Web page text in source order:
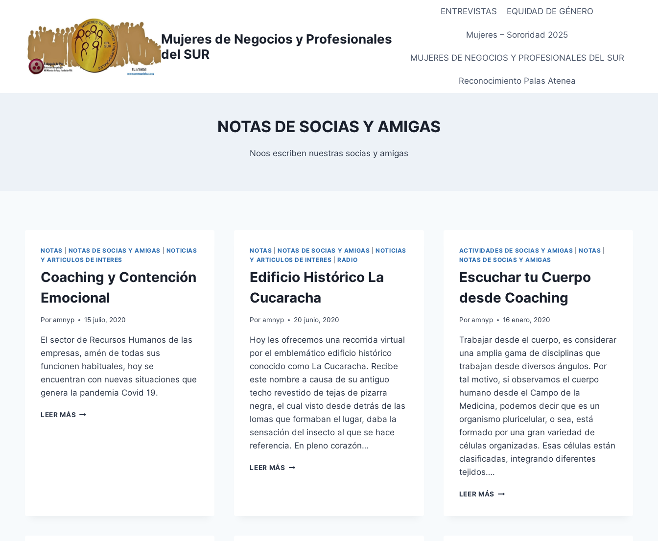
contenido
Mujeres de Negocios y Profesionales
del SUR
ENTREVISTAS EQUIDAD DE GÉNERO
Mujeres – Sororidad 2025
MUJERES DE NEGOCIOS Y PROFESIONALES DEL SUR
Reconocimiento Palas Atenea
NOTAS DE SOCIAS Y AMIGAS
Noos escriben nuestras socias y amigas
NOTAS NOTAS DE SOCIAS Y AMIGAS
NOTICIAS
Y ARTICULOS DE INTERES
Coaching y Contención
Emocional
Poramnyp 15 julio, 2020
El sector de Recursos Humanos de las
empresas, amén de todas sus
funcionen habituales, hoy se
encuentran con nuevas situaciones que
genera la pandemia Covid 19.
LEER MÁS COACHING
NOTAS |NOTAS DE SOCIAS Y AMIGAS |NOTICIAS
Y ARTICULOS DE INTERES |RADIO
Edificio Histórico La
Cucaracha
Por amnyp 20 junio, 2020
Hoy les ofrecemos una recorrida virtual
por el emblemático edificio histórico
conocido como La Cucaracha. Recibe
este nombre a causa de su antiguo
techo revestido de tejas de pizarra
negra, el cual visto desde detrás de las
lomas que formaban el lugar, daba la
sensación del insecto al que se hace
referencia. En pleno corazón…
LEER MÁS EDIFICIO
ACTIVIDADES DE SOCIAS Y AMIGAS |NOTAS
NOTAS DE SOCIAS Y AMIGAS
Escuchar tu Cuerpo
desde Coaching
Por amnyp 16 enero, 2020
Trabajar desde el cuerpo, es considerar
una amplia gama de disciplinas que
trabajan desde diversos ángulos. Por
tal motivo, si observamos el cuerpo
humano desde el Campo de la
Medicina, podemos decir que es un
organismo pluricelular, o sea, está
formado por una gran variedad de
células organizadas. Esas células están
clasificadas, integrando diferentes
tejidos….
LEER MÁS ESCUCHAR